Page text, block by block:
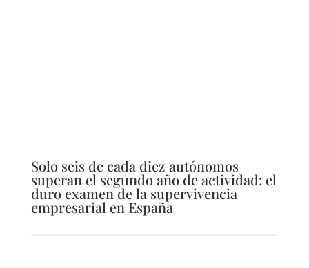
Solo seis de cada diez autónomos
superan el segundo año de actividad: el
duro examen de la supervivencia
empresarial en España